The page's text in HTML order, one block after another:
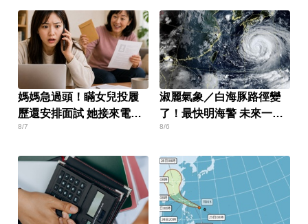
媽媽急過頭！瞞女兒投履
歷還安排面試 她接來電超
傻眼
8/7
淑麗氣象／白海豚路徑變
了！最快明海警 未來一週
降雨熱區曝
8/6